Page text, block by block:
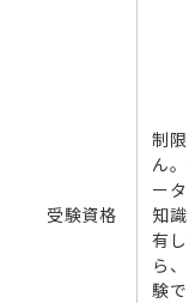
受験資格
制
ん
ー
知
有
ら
験で